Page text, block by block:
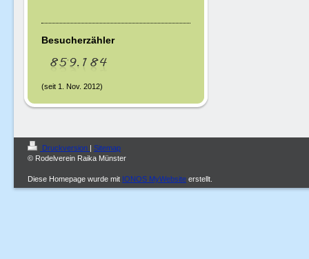
Besucherzähler
(seit 1. Nov. 2012)
Druckversion | Sitemap
© Rodelverein Raika Münster
Diese Homepage wurde mit IONOS MyWebsite erstellt.